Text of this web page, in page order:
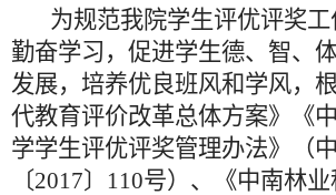
为规范我院学生评优评奖工
勤奋学习，促进学生德、智、
发展，培养优良班风和学风，
代教育评价改革总体方案》《
学学生评优评奖管理办法》（
〔2017〕110号）、《中南林